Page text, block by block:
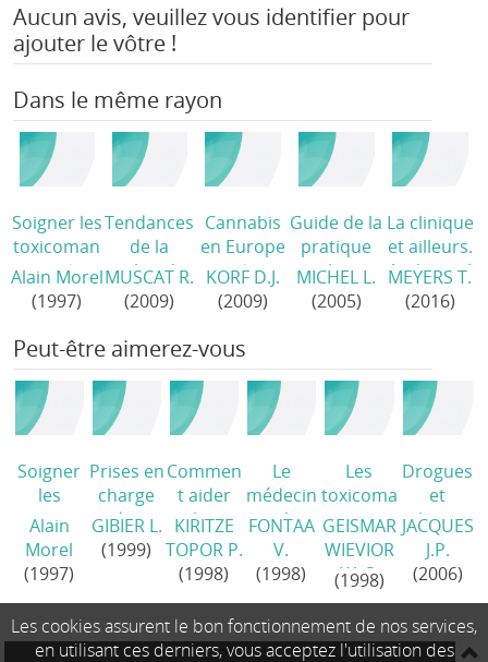
Aucun avis, veuillez vous identifier pour
ajouter le vôtre !
Dans le même rayon
Soigner les
toxicoman
es/
Alain Morel
(1997)
Tendances
de la
recherche
sur les
MUSCAT R.
(2009)
Cannabis
en Europe
/
KORF D.J.
(2009)
Guide de la
pratique
psychiatriq
ue en
re/
MICHEL L.
(2005)
La clinique
et ailleurs.
Anthropol
ogie et
l'addiction
/
MEYERS T.
(2016)
Peut-être aimerez-vous
Soigner
les
toxicoma
nes/
Alain
Morel
(1997)
Prises en
charge
des
usagers
GIBIER L.
(1999)
Commen
t aider
les
alcooliqu
es et
les
entouren
KIRITZE
TOPOR P.
(1998)
Le
médecin
et le
toxicoma
ne.
pratique
/
FONTAA
V.
(1998)
Les
toxicoma
nes ne
sont pas
tous
incurable
/
GEISMAR
WIEVIOR
KA S.
(1998)
Drogues
et
substituti
on.
Traiteme
prise en
charge
JACQUES
J.P.
(2006)
Les cookies assurent le bon fonctionnement de nos services,
en utilisant ces derniers, vous acceptez l'utilisation des